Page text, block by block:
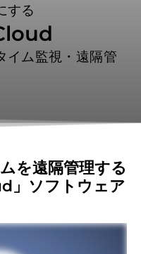
する
イム監視・遠隔管
を遠隔管理する
」ソフトウェア